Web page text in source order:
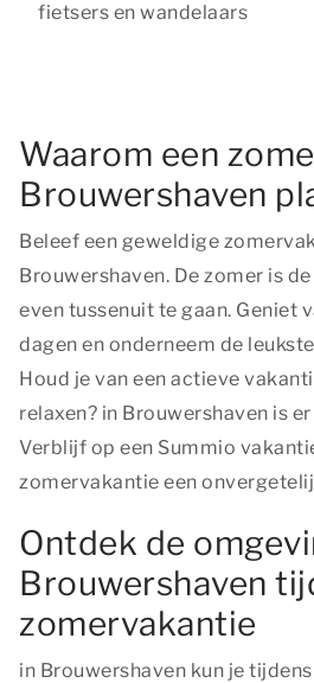
fietsers en wandelaars
Waarom een
Brouwershaven
Beleef een geweldige
Brouwershaven. De zomer is
even tussenuit te gaan. Geniet
dagen en onderneem de
Houd je van een actieve
relaxen? in Brouwershaven is
Verblijf op een Summio
zomervakantie een
Ontdek de
Brouwershaven
zomervakantie
in Brouwershaven kun je